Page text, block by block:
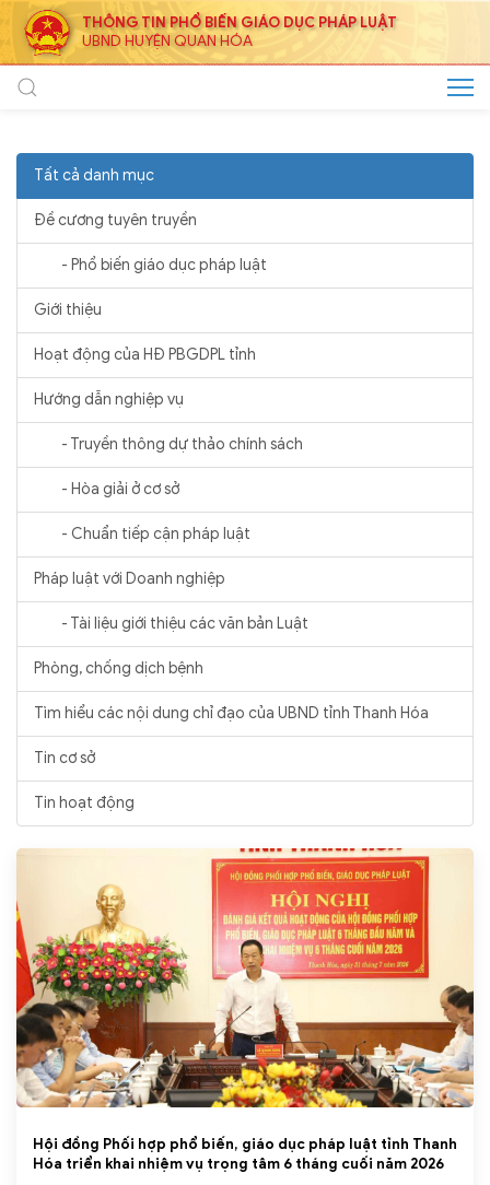
THÔNG TIN PHỔ BIẾN GIÁO DỤC PHÁP LUẬT
UBND HUYỆN QUAN HÓA
Tất cả danh mục
Đề cương tuyên truyền
- Phổ biến giáo dục pháp luật
Giới thiệu
Hoạt động của HĐ PBGDPL tỉnh
Hướng dẫn nghiệp vụ
- Truyền thông dự thảo chính sách
- Hòa giải ở cơ sở
- Chuẩn tiếp cận pháp luật
Pháp luật với Doanh nghiệp
- Tài liệu giới thiệu các văn bản Luật
Phòng, chống dịch bệnh
Tìm hiểu các nội dung chỉ đạo của UBND tỉnh Thanh Hóa
Tin cơ sở
Tin hoạt động
Hội đồng Phối hợp phổ biến, giáo dục pháp luật tỉnh Thanh
Hóa triển khai nhiệm vụ trọng tâm 6 tháng cuối năm 2026